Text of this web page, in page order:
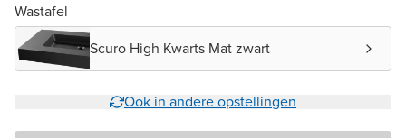
Wastafel
Scuro High Kwarts Mat zwart
Ook in andere opstellingen